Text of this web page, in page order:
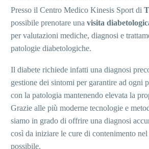
Presso il Centro Medico Kinesis Sport di
possibile prenotare una visita
per valutazioni mediche, diagnosi e
patologie diabetologiche.
Il diabete richiede infatti una diagnosi
gestione dei sintomi per garantire ad ogni
con la patologia mantenendo elevata la
Grazie alle più moderne tecnologie e
siamo in grado di offrire una diagnosi
così da iniziare le cure di contenimento
possibile.